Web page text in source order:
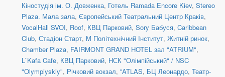
Кіностудія ім. О. Довженка, Готель Ramada Encore Kiev, Stereo
Plaza. Мала зала, Європейський Театральний Центр Краків,
VocalHall SVOI, Roof, КВЦ Парковий, Sory Бабуся, Caribbean
Club, Стадіон Старт, М Політехнічний Інститут, Житній ринок,
Chamber Plaza, FAIRMONT GRAND HOTEL зал "ATRIUM",
L`Kafa Cafe, КВЦ Парковий, НСК "Олімпійський" / NSC
"Olympiyskiy", Річковий вокзал, ''ATLAS, БЦ Леонардо, Театр-